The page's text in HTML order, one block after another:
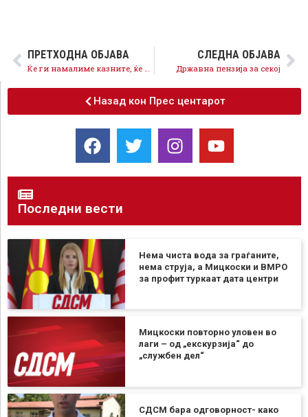
ПРЕТХОДНА ОБЈАВА
Ќе ги намалиме казните, ќе ги вратиме опомените!
СЛЕДНА ОБЈАВА
Државна пензија за секој
Назад кон Прес центарот
Последни вести
Нема чиста вода за граѓаните,
нема струја, а Мицкоски и ВМРО
за профит туркаат дата центри
Мицкоски повторно уловен во
лаги – од „екскурзија“ до
„службен дел“
СДСМ бара одговорност- како